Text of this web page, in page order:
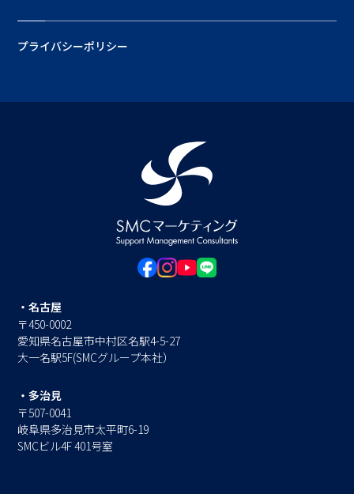
・名古屋
〒450-0002
愛知県名古屋市中村区名駅4-5-27
大一名駅5F(SMCグループ本社）
・多治見
〒507-0041
岐阜県多治見市太平町6-19
SMCビル4F 401号室
プライバシーポリシー